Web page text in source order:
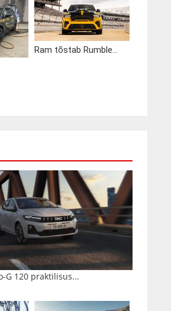
Ram tõstab Rumble...
G 120 praktilisus...